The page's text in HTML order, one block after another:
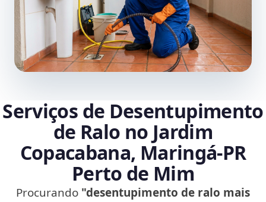
Serviços de Desentupimento
de Ralo no Jardim
Copacabana, Maringá‑PR
Perto de Mim
Procurando "desentupimento de ralo mais